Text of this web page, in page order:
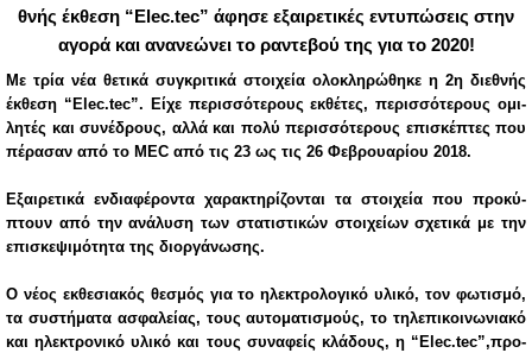
θνής έκ­θε­ση “Elec.tec” άφη­σε εξαι­ρε­τι­κές εντυ­πώ­σεις στην
αγο­ρά και ανα­νε­ώ­νει το ρα­ντε­βού της για το 2020!
Με τρία νέα θε­τι­κά συ­γκρι­τι­κά στοι­χεία ολο­κλη­ρώ­θη­κε η 2η διε­θνής
έκ­θε­ση “Elec.tec”. Εί­χε πε­ρισ­σό­τε­ρους εκ­θέ­τες, πε­ρισ­σό­τε­ρους ομι­
λη­τές και συ­νέ­δρους, αλ­λά και πο­λύ πε­ρισ­σό­τε­ρους επι­σκέ­πτες που
πέ­ρα­σαν από το MEC από τις 23 ως τις 26 Φε­βρουα­ρί­ου 2018.
Εξαι­ρε­τι­κά εν­δια­φέ­ρο­ντα χα­ρα­κτη­ρί­ζο­νται τα στοι­χεία που προ­κύ­
πτουν από την ανά­λυ­ση των στα­τι­στι­κών στοι­χεί­ων σχε­τι­κά με την
επι­σκε­ψι­μό­τη­τα της διορ­γά­νω­σης.
Ο νέ­ος εκ­θε­σια­κός θε­σμός για το ηλε­κτρο­λο­γι­κό υλι­κό, τον φω­τι­σμό,
τα συ­στή­μα­τα ασφα­λεί­ας, τους αυ­το­μα­τι­σμούς, το τη­λε­πι­κοι­νω­νια­κό
και ηλε­κτρο­νι­κό υλι­κό και τους συ­να­φείς κλά­δους, η “Elec.tec”,προ­